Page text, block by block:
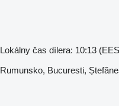
Lokálny čas dílera: 10:13
Rumunsko, Bucuresti,